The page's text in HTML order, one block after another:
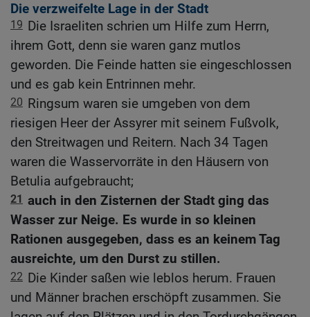
Die verzweifelte Lage in der Stadt
19 Die Israeliten schrien um Hilfe zum Herrn,
ihrem Gott, denn sie waren ganz mutlos
geworden. Die Feinde hatten sie eingeschlossen
und es gab kein Entrinnen mehr.
20 Ringsum waren sie umgeben von dem
riesigen Heer der Assyrer mit seinem Fußvolk,
den Streitwagen und Reitern. Nach 34 Tagen
waren die Wasservorräte in den Häusern von
Betulia aufgebraucht;
21 auch in den Zisternen der Stadt ging das
Wasser zur Neige. Es wurde in so kleinen
Rationen ausgegeben, dass es an keinem Tag
ausreichte, um den Durst zu stillen.
22 Die Kinder saßen wie leblos herum. Frauen
und Männer brachen erschöpft zusammen. Sie